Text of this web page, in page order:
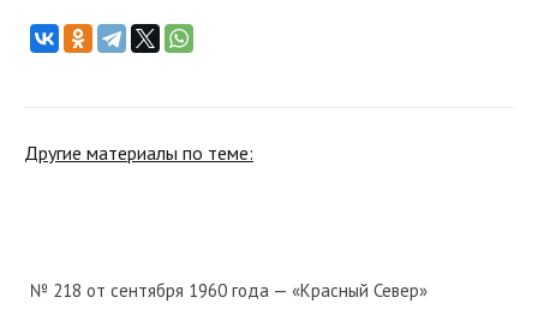
Другие материалы по теме:
№ 218 от сентября 1960 года — «Красный Север»